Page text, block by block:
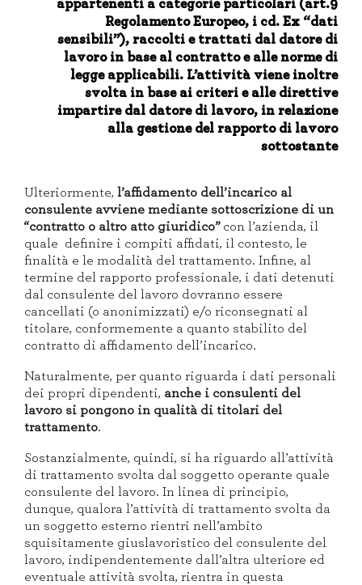
appartenenti a categorie particolari (art.9
Regolamento Europeo, i cd. Ex “dati
sensibili”), raccolti e trattati dal datore di
lavoro in base al contratto e alle norme di
legge applicabili. L’attività viene inoltre
svolta in base ai criteri e alle direttive
impartire dal datore di lavoro, in relazione
alla gestione del rapporto di lavoro
sottostante
Ulteriormente, l’affidamento dell’incarico al
consulente avviene mediante sottoscrizione di un
“contratto o altro atto giuridico”con l’azienda, il
quale definire i compiti affidati, il contesto, le
finalità e le modalità del trattamento. Infine, al
termine del rapporto professionale, i dati detenuti
dal consulente del lavoro dovranno essere
cancellati (o anonimizzati) e/o riconsegnati al
titolare, conformemente a quanto stabilito del
contratto di affidamento dell’incarico.
Naturalmente, per quanto riguarda i dati personali
dei propri dipendenti, anche i consulenti del
lavoro si pongono in qualità di titolari del
trattamento.
Sostanzialmente, quindi, si ha riguardo all’attività
di trattamento svolta dal soggetto operante quale
consulente del lavoro. In linea di principio,
dunque, qualora l’attività di trattamento svolta da
un soggetto esterno rientri nell’ambito
squisitamente giuslavoristico del consulente del
lavoro, indipendentemente dall’altra ulteriore ed
eventuale attività svolta, rientra in questa